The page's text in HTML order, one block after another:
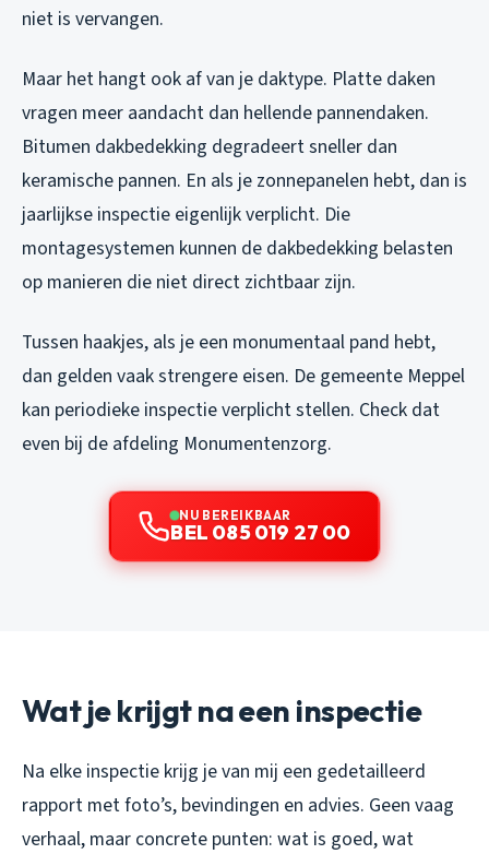
niet is vervangen.
Maar het hangt ook af van je daktype. Platte daken
vragen meer aandacht dan hellende pannendaken.
Bitumen dakbedekking degradeert sneller dan
keramische pannen. En als je zonnepanelen hebt, dan is
jaarlijkse inspectie eigenlijk verplicht. Die
montagesystemen kunnen de dakbedekking belasten
op manieren die niet direct zichtbaar zijn.
Tussen haakjes, als je een monumentaal pand hebt,
dan gelden vaak strengere eisen. De gemeente Meppel
kan periodieke inspectie verplicht stellen. Check dat
even bij de afdeling Monumentenzorg.
NU BEREIKBAAR
BEL 085 019 27 00
Wat je krijgt na een inspectie
Na elke inspectie krijg je van mij een gedetailleerd
rapport met foto’s, bevindingen en advies. Geen vaag
verhaal, maar concrete punten: wat is goed, wat